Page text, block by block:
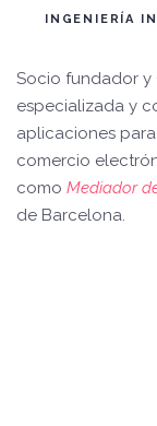
INGENIERÍA
Socio fundador y
especializada y
aplicaciones
comercio
como Mediador
de Barcelona.